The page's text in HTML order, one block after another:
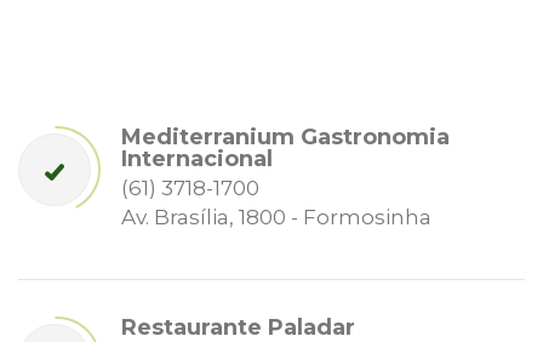
Mediterranium Gastronomia
Internacional
(61) 3718-1700
Av. Brasília, 1800 - Formosinha
Restaurante Paladar